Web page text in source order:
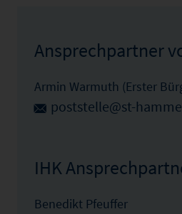
Ansprechpartner
Armin Warmuth (Erster
poststelle@st-
IHK
Benedikt Pfeuffer